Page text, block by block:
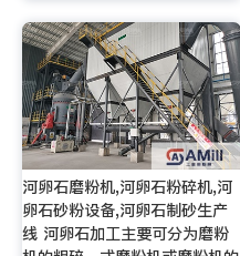
河卵石磨粉机,河卵石粉碎机,河
卵石砂粉设备,河卵石制砂生产
线 河卵石加工主要可分为磨粉